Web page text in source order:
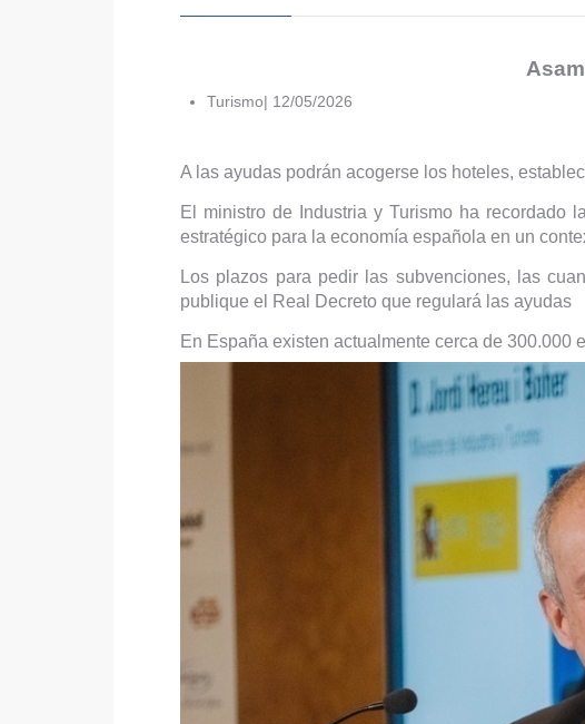
Turismo| 12/05/2026
A las ayudas podrán acogerse los hoteles,
El ministro de Industria y Turismo ha recordado
estratégico para la economía española en un
Los plazos para pedir las subvenciones, las
publique el Real Decreto que regulará las ayudas
En España existen actualmente cerca de